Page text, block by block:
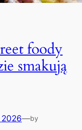
foody
smakują
—by